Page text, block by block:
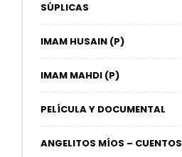
SÚPLICAS
IMAM HUSAIN (P)
IMAM MAHDI (P)
PELÍCULA Y DOCUMENTAL
ANGELITOS MÍOS – CUENTOS